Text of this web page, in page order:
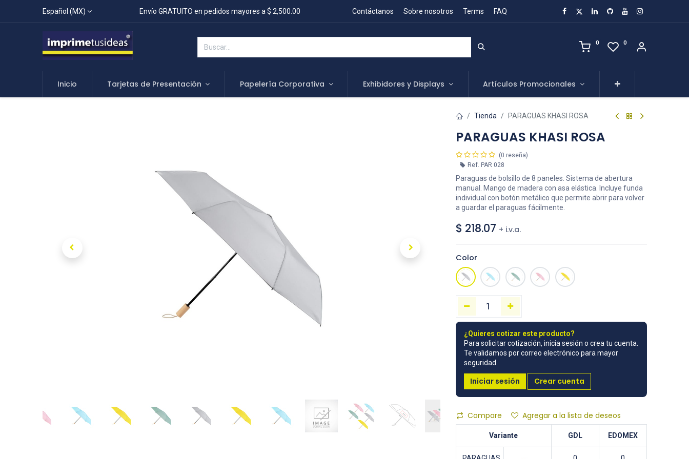
Español (MX) Envío GRATUITO en pedidos mayores a $ 2,500.00 Contáctanos Sobre nosotros Terms FAQ
0 0
Inicio Tarjetas de Presentación Papelería Corporativa Exhibidores y Displays Artículos Promocionales
Tienda PARAGUAS KHASI ROSA
PARAGUAS KHASI ROSA
(0 reseña)
Ref. PAR 028
Paraguas de bolsillo de 8 paneles. Sistema de abertura
manual. Mango de madera con asa elástica. Incluye funda
individual con botón metálico que permite abrir para volver
a guardar el paraguas fácilmente.
$ 218.07 + i.v.a.
Color
¿Quieres cotizar este producto?
Para solicitar cotización, inicia sesión o crea tu cuenta.
Te validamos por correo electrónico para mayor
seguridad.
Iniciar sesión Crear cuenta
Compare Agregar a la lista de deseos
Variante GDL EDOMEX